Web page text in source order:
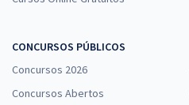
CONCURSOS PÚBLICOS
Concursos 2026
Concursos Abertos